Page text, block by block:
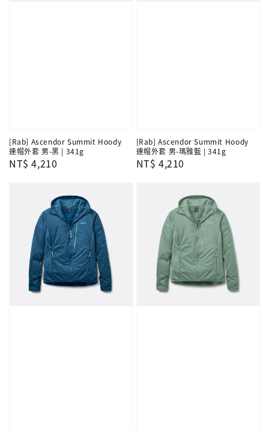
[Rab] Ascendor Summit Hoody
連帽外套 男-黑 | 341g
Regular
NT$ 4,210
[Rab] Ascendor Summit Hoody
連帽外套 男-瑪雅藍 | 341g
Regular
NT$ 4,210